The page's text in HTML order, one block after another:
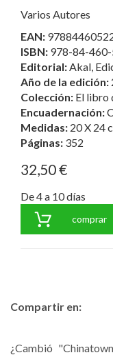
Varios Autores
EAN:
ISBN: 978-84-
Editorial: Akal,
Año de la edición:
Colección: El libro
Encuadernación:
Medidas: 20 X 24
Páginas: 352
32,50 €
De 4 a 10 días
comprar
Compartir en:
¿Cambió